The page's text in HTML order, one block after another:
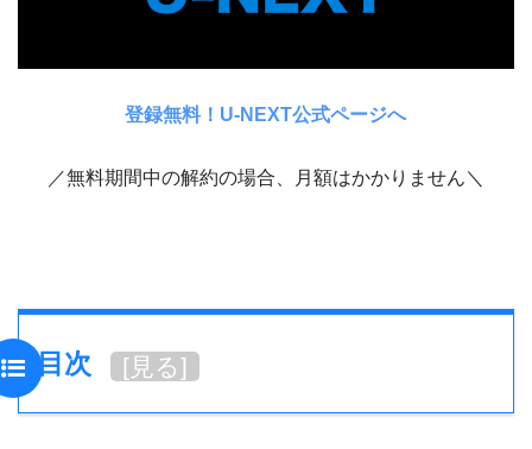
登録無料！U-NEXT公式ページへ
／無料期間中の解約の場合、月額はかかりません＼
目次 [見る]